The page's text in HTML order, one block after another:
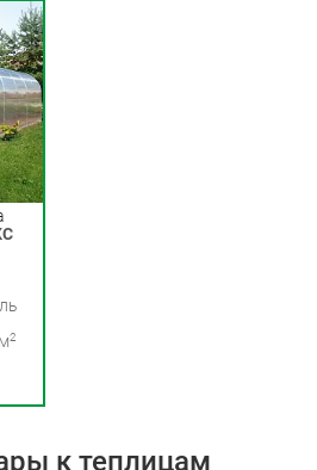
2
к теплицам